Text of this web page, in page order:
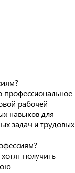
рабочей
навыков для
задач и трудовых
получить